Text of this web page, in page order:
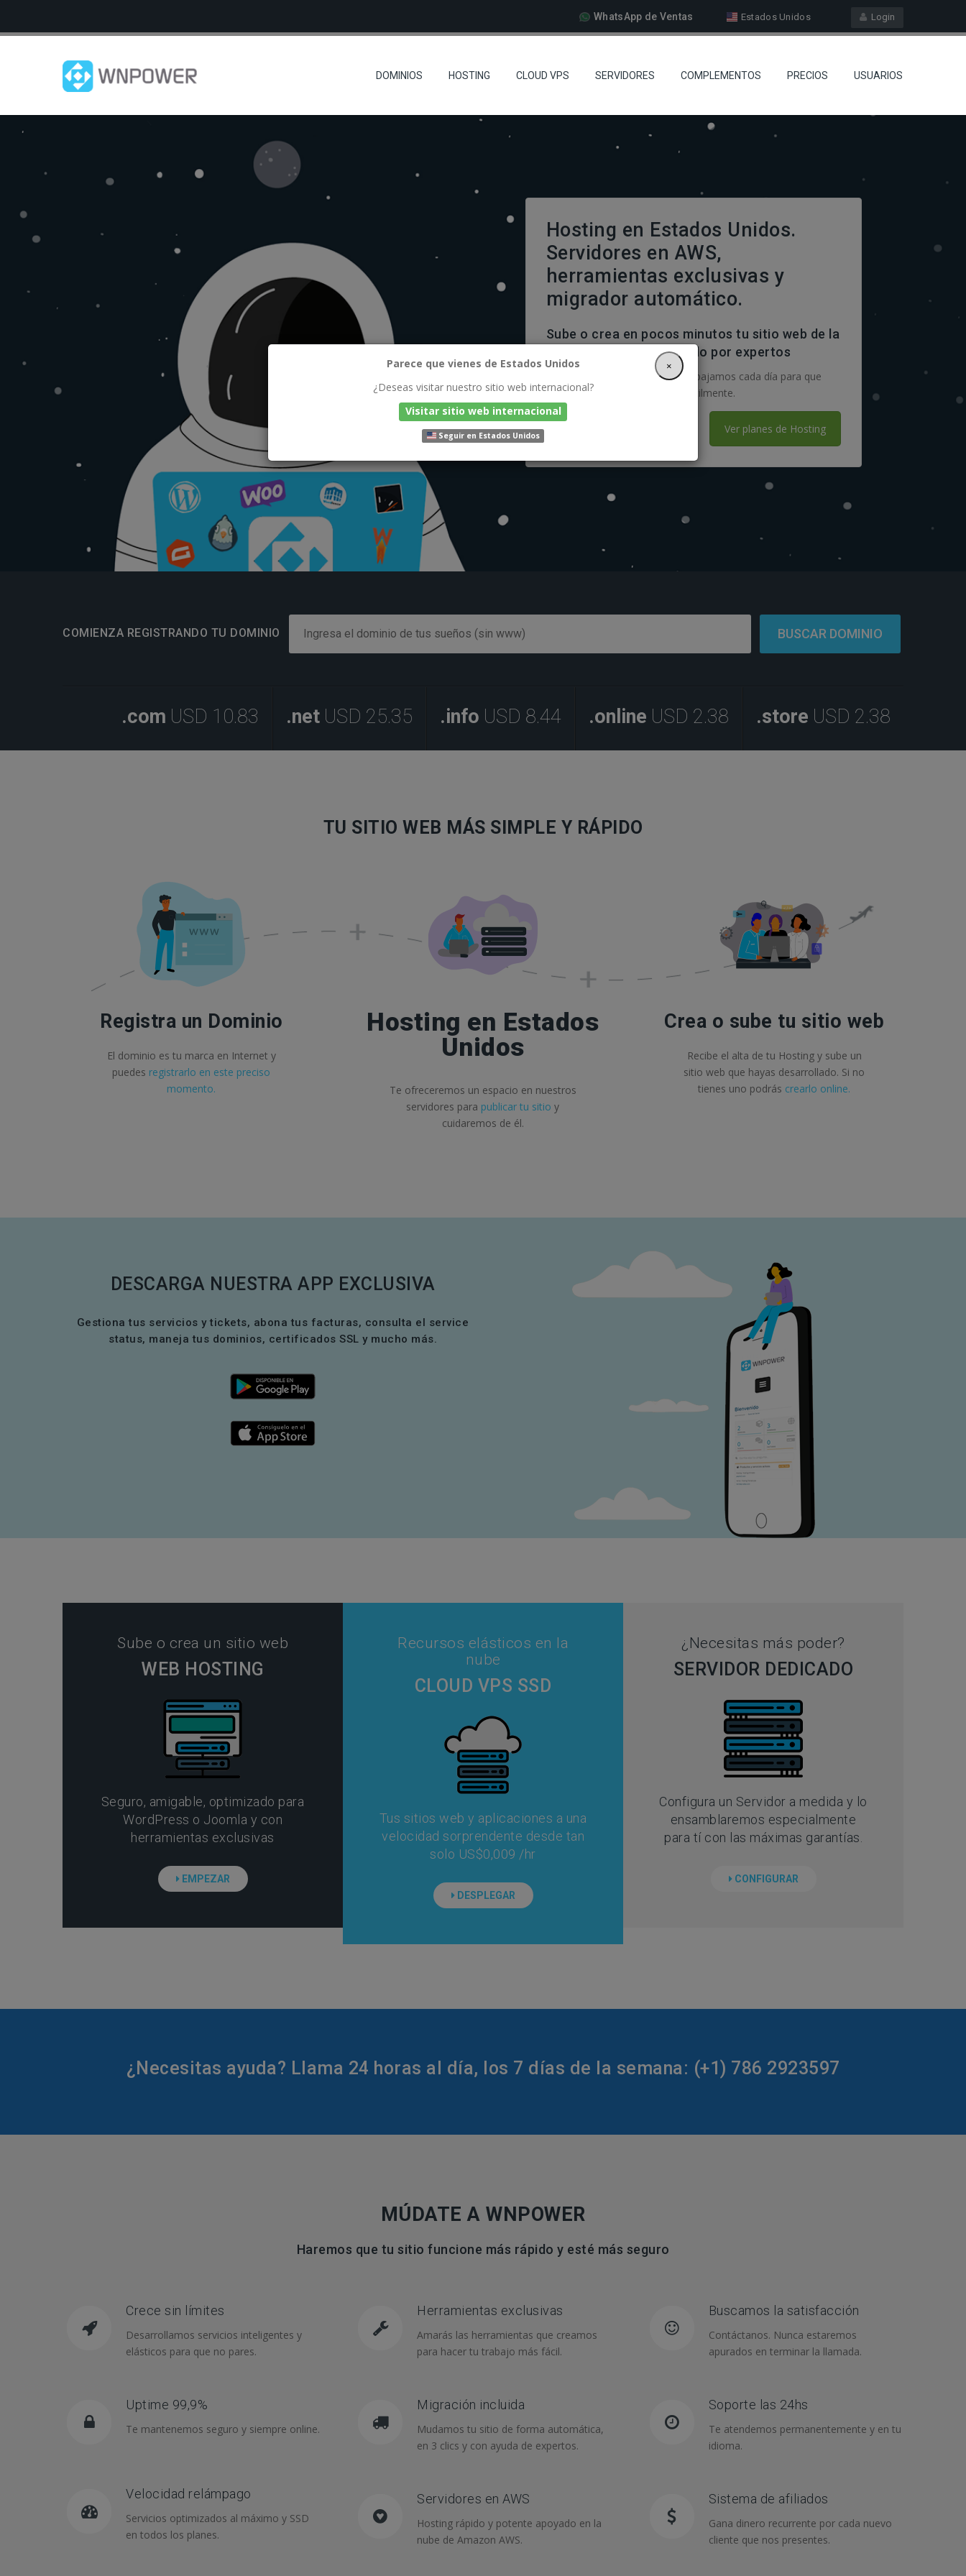
Login
WhatsApp de Ventas Estados Unidos
DOMINIOS HOSTING CLOUD VPS SERVIDORES COMPLEMENTOS PRECIOS USUARIOS
Hosting en Estados Unidos.
Servidores en AWS,
herramientas exclusivas y
migrador automático.
Sube o crea en pocos minutos tu sitio web de la
manera más fácil ayudado por expertos
Desde hace más de 15 años trabajamos cada día para que
puedas zambullirte en la web fácilmente.
Ver planes de Hosting
COMIENZA REGISTRANDO TU DOMINIO
.com USD 10.83 .net USD 25.35 .info USD 8.44 .online USD 2.38 .store USD 2.38
TU SITIO WEB MÁS SIMPLE Y RÁPIDO
Registra un Dominio
El dominio es tu marca en Internet y
puedes registrarlo en este preciso
momento.
Hosting en Estados
Unidos
Te ofreceremos un espacio en nuestros
servidores para publicar tu sitio y
cuidaremos de él.
Crea o sube tu sitio web
Recibe el alta de tu Hosting y sube un
sitio web que hayas desarrollado. Si no
tienes uno podrás crearlo online.
DESCARGA NUESTRA APP EXCLUSIVA
Gestiona tus servicios y tickets, abona tus facturas, consulta el service
status, maneja tus dominios, certificados SSL y mucho más.
Sube o crea un sitio web
WEB HOSTING
Seguro, amigable, optimizado para
WordPress o Joomla y con
herramientas exclusivas
EMPEZAR
Recursos elásticos en la
nube
CLOUD VPS SSD
Tus sitios web y aplicaciones a una
velocidad sorprendente desde tan
solo US$0,009 /hr
DESPLEGAR
¿Necesitas más poder?
SERVIDOR DEDICADO
Configura un Servidor a medida y lo
ensamblaremos especialmente
para tí con las máximas garantías.
CONFIGURAR
¿Necesitas ayuda? Llama 24 horas al día, los 7 días de la semana: (+1) 786 2923597
MÚDATE A WNPOWER
Haremos que tu sitio funcione más rápido y esté más seguro
Crece sin límites
Desarrollamos servicios inteligentes y
elásticos para que no pares.
Uptime 99,9%
Te mantenemos seguro y siempre online.
Velocidad relámpago
Servicios optimizados al máximo y SSD
en todos los planes.
Herramientas exclusivas
Amarás las herramientas que creamos
para hacer tu trabajo más fácil.
Migración incluida
Mudamos tu sitio de forma automática,
en 3 clics y con ayuda de expertos.
Servidores en AWS
Hosting rápido y potente apoyado en la
nube de Amazon AWS.
Buscamos la satisfacción
Contáctanos. Nunca estaremos
apurados en terminar la llamada.
Soporte las 24hs
Te atendemos permanentemente y en tu
idioma.
Sistema de afiliados
Gana dinero recurrente por cada nuevo
cliente que nos presentes.
Parece que vienes de Estados Unidos
¿Deseas visitar nuestro sitio web internacional?
Visitar sitio web internacional
Seguir en Estados Unidos
×